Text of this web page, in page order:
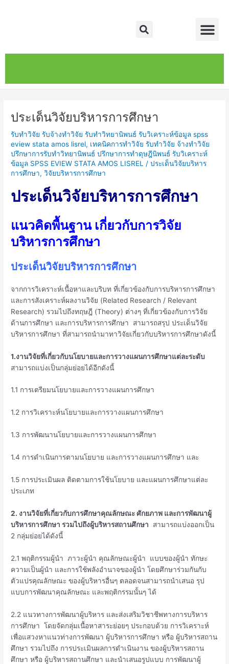
Search
ประเด็นวิจัยบริหารการศึกษา
รับทำวิจัย รับจ้างทำวิจัย รับทำวิทยานิพนธ์ รับวิเคราะห์ข้อมูล spss
eview stata amos lisrel, เทคนิคการทำวิจัย รับทำวิจัย จ้างทำวิจัย
ปรึกษาการรับทำวิทยานิพนธ์ ปรึกษาการทำดุษฎีนิพนธ์ รับวิเคราะห์
ข้อมูล SPSS EVIEW STATA AMOS LISREL
/ประเด็นวิจัยบริหาร
การศึกษา,วิจัยบริหารการศึกษา
ประเด็นวิจัยบริหารการศึกษา
แนวคิดพื้นฐาน เกี่ยวกับการวิจัย
บริหารการศึกษา
ประเด็นวิจัยบริหารการศึกษา
จากการวิเคราะห์เนื้อหาและบริบท ที่เกี่ยวข้องกับการบริหารการศึกษา
และการสังเคราะห์ผลงานวิจัย (Related Research / Relevant
Research) รวมไปถึงทฤษฎี (Theory) ต่างๆ ที่เกี่ยวข้องกับการวิจัย
ด้านการศึกษา และการบริหารการศึกษา สามารถสรุป ประเด็นวิจัย
บริหารการศึกษา ที่สามารถนำมาทาวิจัยเกี่ยวกับบริหารการศึกษาดังนี้
1.งานวิจัยที่เกี่ยวกับนโยบายและการวางแผนการศึกษาแต่ละระดับ
สามารถแบ่งเป็นกลุ่มย่อยได้อีกดังนี้
1.1 การเตรียมนโยบายและการวางแผนการศึกษา
1.2 การวิเคราะห์นโยบายและการวางแผนการศึกษา
1.3 การพัฒนานโยบายและการวางแผนการศึกษา
1.4 การดำเนินการตามนโยบาย และการวางแผนการศึกษา และ
1.5 การประเมินผล ติดตามการใช้นโยบาย และแผนการศึกษาแต่ละ
ประเภท
2. งานวิจัยที่เกี่ยวกับการศึกษาคุณลักษณะ ศักยภาพ และการพัฒนาผู้
บริหารการศึกษา รวมไปถึงผู้บริหารสถานศึกษา สามารถแบ่งออกเป็น
2 กลุ่มย่อยได้ดังนี้
2.1 พฤติกรรมผู้นำ ภาวะผู้นำ คุณลักษณะผู้นำ แบบของผู้นำ ทักษะ
ความเป็นผู้นำ และการใช้พลังอำนาจของผู้นำ โดยศึกษาร่วมกันกับ
ตัวแปรคุณลักษณะ ของผู้บริหารอื่นๆ ตลอดจนสามารถนำเสนอ รุป
แบบการพัฒนาคุณลักษณะ และพฤติกรรมนั้นๆ ได้
2.2 แนวทางการพัฒนาผู้บริหาร และส่งเสริมวิชาชีพทางการบริหาร
การศึกษา โดยจัดกลุ่มเนื้อหาสาระย่อยๆ ประกอบด้วย การวิเคราะห์
เพื่อแสวงหาแนวท่างการพัฒนา ผู้บริหารการศึกษา หรือ ผู้บริหารสถาน
ศึกษา รวมไปถึง การประเมินผลการดำเนินงาน ของผู้บริหารสถาน
ศึกษา หรือ ผู้บริหารสถานศึกษา และนำเสนอรูปแบบ การพัฒนาผู้